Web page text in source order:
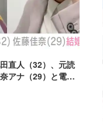
直人（32）、元読
アナ（29）と電撃
先とは」「かなり
きの声